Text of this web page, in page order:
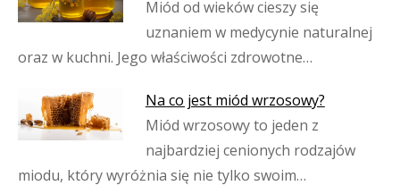
Miód od wieków cieszy się
uznaniem w medycynie naturalnej
oraz w kuchni. Jego właściwości zdrowotne…
Na co jest miód wrzosowy?
Miód wrzosowy to jeden z
najbardziej cenionych rodzajów
miodu, który wyróżnia się nie tylko swoim…